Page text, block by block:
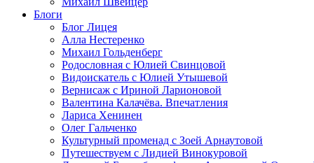
Блоги
Блог Лицея
Алла Нестеренко
Михаил Гольденберг
Родословная с Юлией Свинцовой
Видоискатель с Юлией Утышевой
Вернисаж с Ириной Ларионовой
Валентина Калачёва. Впечатления
Лариса Хенинен
Олег Гальченко
Культурный променад с Зоей Арнаутовой
Путешествуем с Лидией Винокуровой